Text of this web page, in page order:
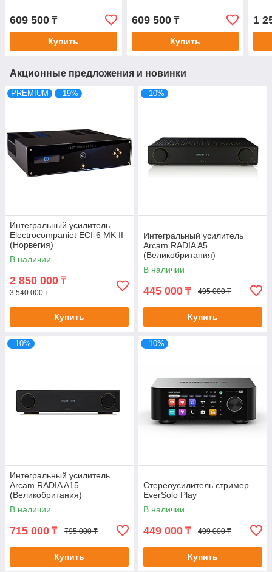
609 500 ₸
Купить
609 500₸
Купить
1
Акционные предложения и новинки
PREMIUM –19%
Интегральный усилитель
Electrocompaniet ECI-6 MK II
(Норвегия)
В наличии
2 850 000 ₸
3 540 000 ₸
Купить
–10%
Интегральный усилитель
Arcam RADIA A5
(Великобритания)
В наличии
445 000 ₸ 495 000 ₸
Купить
–10%
Интегральный усилитель
Arcam RADIA A15
(Великобритания)
В наличии
715 000 ₸ 795 000 ₸
Купить
–10%
Стереоусилитель стример
EverSolo Play
В наличии
449 000 ₸ 499 000 ₸
Купить